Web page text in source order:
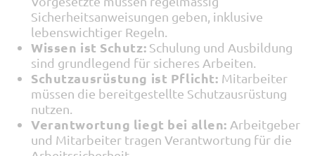
Sicherheitsanweisungen geben, inklusive
lebenswichtiger Regeln.
Wissen ist Schutz: Schulung und Ausbildung
sind grundlegend für sicheres Arbeiten.
Schutzausrüstung ist Pflicht: Mitarbeiter
müssen die bereitgestellte Schutzausrüstung
nutzen.
Verantwortung liegt bei allen: Arbeitgeber
und Mitarbeiter tragen Verantwortung für die